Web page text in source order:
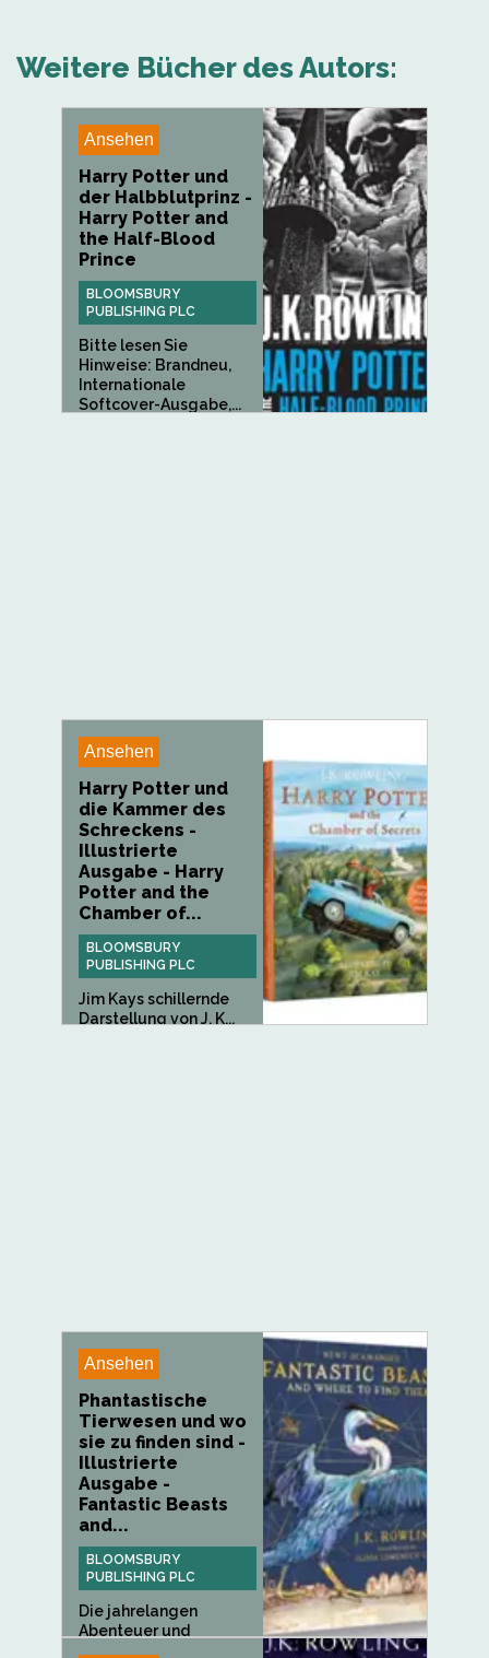
Weitere Bücher des Autors:
Ansehen
Harry Potter und
der Halbblutprinz -
Harry Potter and
the Half-Blood
Prince
BLOOMSBURY
PUBLISHING PLC
Bitte lesen Sie
Hinweise: Brandneu,
Internationale
Softcover-Ausgabe,...
Ansehen
Harry Potter und
die Kammer des
Schreckens -
Illustrierte
Ausgabe - Harry
Potter and the
Chamber of...
BLOOMSBURY
PUBLISHING PLC
Jim Kays schillernde
Darstellung von J. K...
Ansehen
Phantastische
Tierwesen und wo
sie zu finden sind -
Illustrierte
Ausgabe -
Fantastic Beasts
and...
BLOOMSBURY
PUBLISHING PLC
Die jahrelangen
Abenteuer und